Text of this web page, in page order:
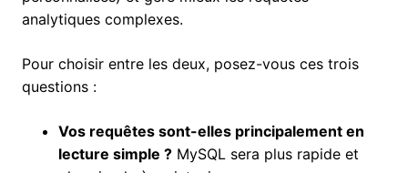
analytiques complexes.
Pour choisir entre les deux, posez-vous ces trois
questions :
Vos requêtes sont-elles principalement en
lecture simple ? MySQL sera plus rapide et